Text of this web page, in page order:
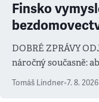
Finsko
DOBRÉ ZPRÁVY
náročný současně:
prioritu
Tomáš Lindner•7. 8. 2026